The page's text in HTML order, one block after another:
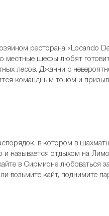
ресторана «Locando
местные шефы любят
лесов. Джанни с
командным тоном и
в котором в
называется отдыхом на
в Сирмионе любоваться
возьмите кайт, поднимите